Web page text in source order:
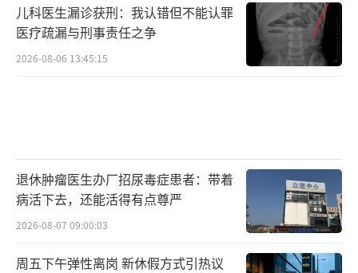
儿科医生漏诊获刑：我认错但不能认罪
医疗疏漏与刑事责任之争
2026-08-06 13:45:15
退休肿瘤医生办厂招尿毒症患者：带着
病活下去，还能活得有点尊严
2026-08-07 09:00:03
周五下午弹性离岗 新休假方式引热议